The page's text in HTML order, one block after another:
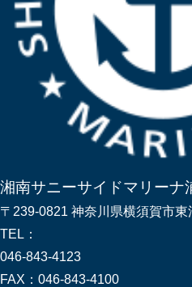
湘南サニーサイドマリーナ
〒239-0821 神奈川県横須賀市
TEL：
046-843-4123
FAX： 046-843-4100